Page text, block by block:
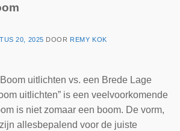
20, 2025 DOOR REMY KOK
uitlichten vs. een Brede Lage
uitlichten” is een veelvoorkomende
is niet zomaar een boom. De vorm,
allesbepalend voor de juiste